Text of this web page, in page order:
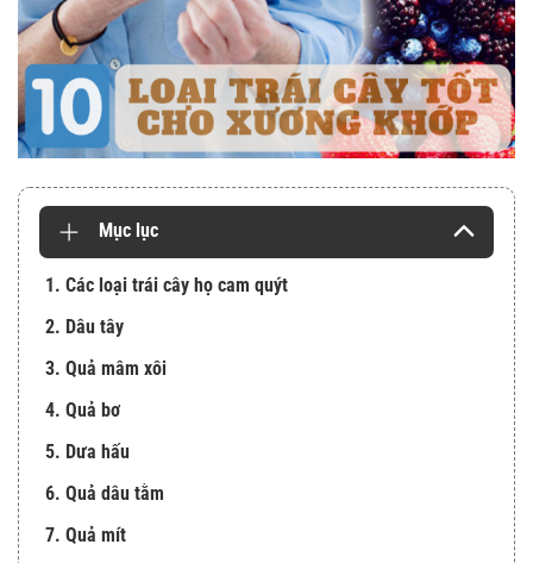
Mục lục
1. Các loại trái cây họ cam quýt
2. Dâu tây
3. Quả mâm xôi
4. Quả bơ
5. Dưa hấu
6. Quả dâu tằm
7. Quả mít